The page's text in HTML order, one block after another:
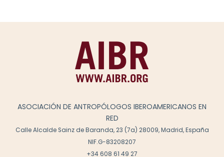
ASOCIACIÓN DE ANTROPÓLOGOS IBEROAMERICANOS EN
RED
Calle Alcalde Sainz de Baranda, 23 (7a) 28009, Madrid, España
NIF.G-83208207
+34 608 61 49 27